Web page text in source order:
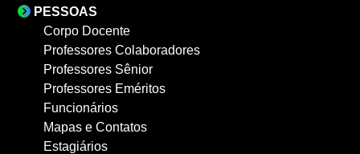
PESSOAS
Corpo Docente
Professores Colaboradores
Professores Sênior
Professores Eméritos
Funcionários
Mapas e Contatos
Estagiários